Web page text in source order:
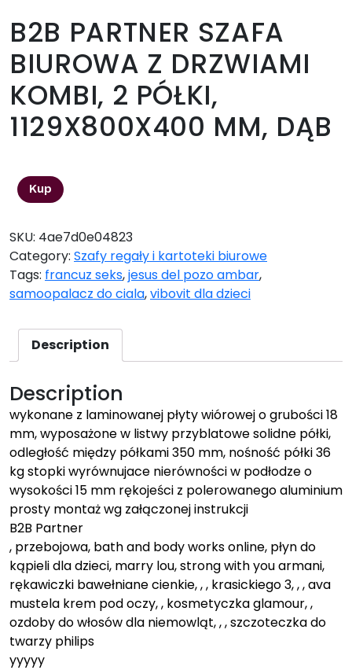
B2B PARTNER SZAFA
BIUROWA Z DRZWIAMI
KOMBI, 2 PÓŁKI,
1129X800X400 MM, DĄB
Kup
SKU: 4ae7d0e04823
Category: Szafy regały i kartoteki biurowe
Tags: francuz seks,jesus del pozo ambar,
samoopalacz do ciala,vibovit dla dzieci
Description
Description
wykonane z laminowanej płyty wiórowej o grubości 18
mm, wyposażone w listwy przyblatowe solidne półki,
odległość między półkami 350 mm, nośność półki 36
kg stopki wyrównujace nierówności w podłodze o
wysokości 15 mm rękojeści z polerowanego aluminium
prosty montaż wg załączonej instrukcji
B2B Partner
, przebojowa, bath and body works online, płyn do
kąpieli dla dzieci, marry lou, strong with you armani,
rękawiczki bawełniane cienkie, , , krasickiego 3, , , ava
mustela krem pod oczy, , kosmetyczka glamour, ,
ozdoby do włosów dla niemowląt, , , szczoteczka do
twarzy philips
yyyyy